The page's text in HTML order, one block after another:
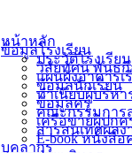
หน้าหลัก
ข้อมูลโรงเรียน
ประวัติโรงเรียน
วิสัยทัศน์ พันธกิ
แผนผังอาคารเ
ข้อมูลนักเรียน
ทำเนียบผู้บริหา
ข้อมูลครู
คณะกรรมการ
เครือข่ายผู้ปกค
สารสนเทศผล
E-book หนังสื
บุคลากร